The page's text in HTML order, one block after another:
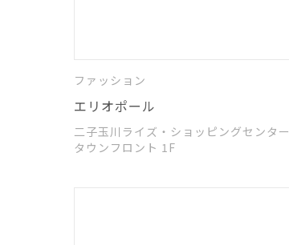
ファッション
エリオポール
二子玉川ライズ・ショッピングセンター
タウンフロント 1F